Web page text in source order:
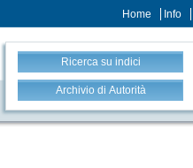
Home Info
Ricerca su indici
Archivio di Autorità